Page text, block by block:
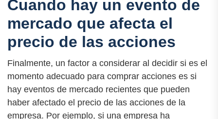
Cuando hay un evento de
mercado que afecta el
precio de las acciones
Finalmente, un factor a considerar al decidir si es el
momento adecuado para comprar acciones es si
hay eventos de mercado recientes que pueden
haber afectado el precio de las acciones de la
empresa. Por ejemplo, si una empresa ha